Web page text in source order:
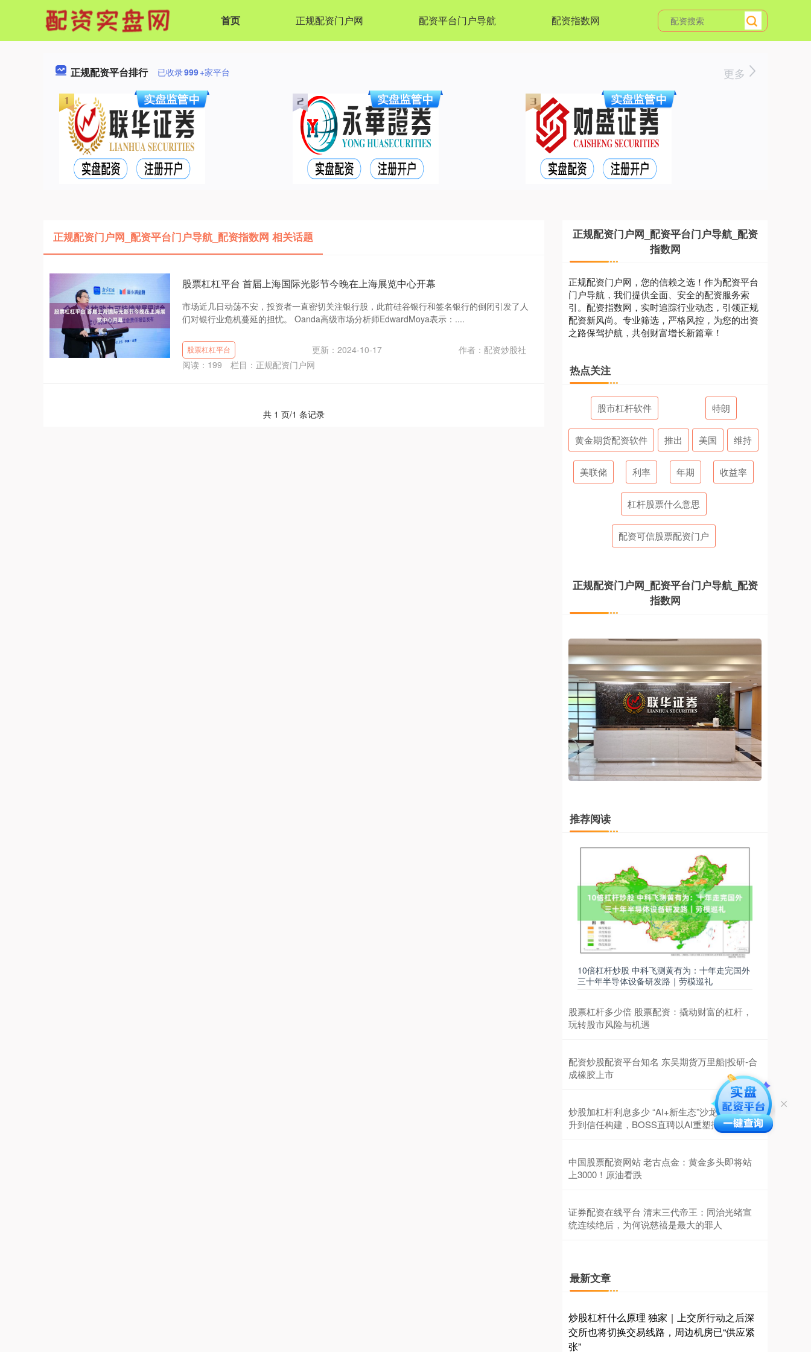
首页 正规配资门户网 配资平台门户导航 配资指数网
正规配资平台排行 已收录999+家平台 更多
正规配资门户网_配资平台门户导航_配资指数网 相关话题
股票杠杠平台 首届上海国际光影节今晚在上海展览中心开幕
市场近几日动荡不安，投资者一直密切关注银行股，此前硅谷银行和签名银行的倒闭引发了人
们对银行业危机蔓延的担忧。 Oanda高级市场分析师EdwardMoya表示：....
股票杠杠平台 更新：2024-10-17
作者：配资炒股社
阅读： 199 栏目： 正规配资门户网
共 1 页/1 条记录
正规配资门户网_配资平台门户导航_配资
指数网
正规配资门户网，您的信赖之选！作为配资平台
门户导航，我们提供全面、安全的配资服务索
引。配资指数网，实时追踪行业动态，引领正规
配资新风尚。专业筛选，严格风控，为您的出资
之路保驾护航，共创财富增长新篇章！
热点关注
股市杠杆软件 特朗
黄金期货配资软件 推出 美国 维持
美联储 利率 年期 收益率
杠杆股票什么意思
配资可信股票配资门户
正规配资门户网_配资平台门户导航_配资
指数网
推荐阅读
10倍杠杆炒股 中科飞测黄有为：十年走完国外
三十年半导体设备研发路｜劳模巡礼
股票杠杆多少倍 股票配资：撬动财富的杠杆，
玩转股市风险与机遇
配资炒股配资平台知名 东吴期货万里船|投研-合
成橡胶上市
炒股加杠杆利息多少 “AI+新生态”沙龙：效率提
升到信任构建，BOSS直聘以AI重塑招聘生态
中国股票配资网站 老古点金：黄金多头即将站
上3000！原油看跌
证券配资在线平台 清末三代帝王：同治光绪宣
统连续绝后，为何说慈禧是最大的罪人
最新文章
炒股杠杆什么原理 独家｜上交所行动之后深
交所也将切换交易线路，周边机房已“供应紧
张”